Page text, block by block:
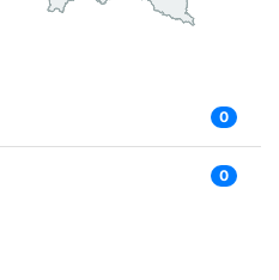
0
0